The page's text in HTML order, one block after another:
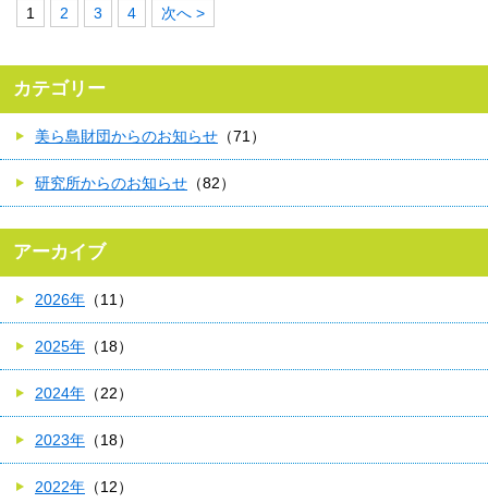
1 2 3 4 次へ >
カテゴリー
美ら島財団からのお知らせ （71）
研究所からのお知らせ （82）
アーカイブ
2026年 （11）
2025年 （18）
2024年 （22）
2023年 （18）
2022年 （12）